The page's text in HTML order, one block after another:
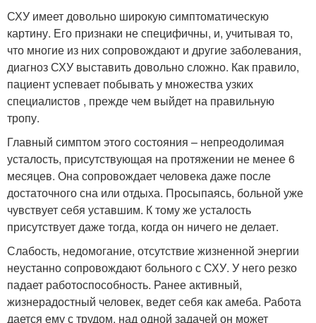
СХУ имеет довольно широкую симптоматическую
картину. Его признаки не специфичны, и, учитывая то,
что многие из них сопровождают и другие заболевания,
диагноз СХУ выставить довольно сложно. Как правило,
пациент успевает побывать у множества узких
специалистов , прежде чем выйдет на правильную
тропу.
Главный симптом этого состояния – непреодолимая
усталость, присутствующая на протяжении не менее 6
месяцев. Она сопровождает человека даже после
достаточного сна или отдыха. Просыпаясь, больной уже
чувствует себя уставшим. К тому же усталость
присутствует даже тогда, когда он ничего не делает.
Слабость, недомогание, отсутствие жизненной энергии
неустанно сопровождают больного с СХУ. У него резко
падает работоспособность. Ранее активный,
жизнерадостный человек, ведет себя как амеба. Работа
дается ему с трудом, над одной задачей он может